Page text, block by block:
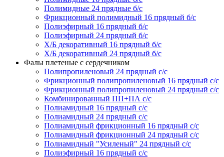
Полимидные 24 прядные б/с
Фрикционный полимидный 16 прядный б/с
Полиэфирный 16 прядный б/с
Полиэфирный 24 прядный б/с
Х/Б декоративный 16 прядный б/с
Х/Б декоративный 24 прядный б/с
Фалы плетеные с сердечником
Полипропиленовый 24 прядный с/с
Фрикционный полипропиленовый 16 прядный с/с
Фрикционный полипропиленовый 24 прядный с/с
Комбинированный ПП+ПА с/с
Полиамидный 16 прядный с/с
Полиамидный 24 прядный с/с
Полиамидный фрикционный 16 прядный с/с
Полиамидный фрикционный 24 прядный с/с
Полиамидный "Усиленый" 24 прядный с/с
Полиэфирный 16 прядный с/с